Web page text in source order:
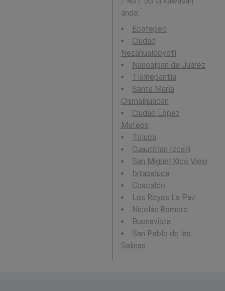
anda:
Ecatepec
Ciudad
Nezahualcoyotl
Naucalpan de Juárez
Tlalnepantla
Santa María
Chimalhuacán
Ciudad López
Mateos
Toluca
Cuautitlán Izcalli
San Miguel Xico Viejo
Ixtapaluca
Coacalco
Los Reyes La Paz
Nicolás Romero
Buenavista
San Pablo de las
Salinas